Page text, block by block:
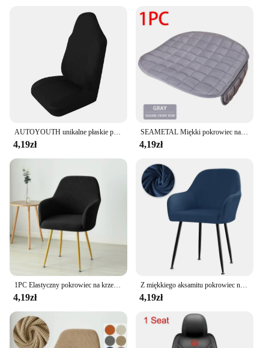
AUTOYOUTH unikalne płaskie pokrycie siedzenia samochodu (zdejmowane zagłówki i solidna ławka) wyposażenie wnętrz uniwersalny pokrowiec na siedzenia samochodu
4,19zł
SEAMETAL Miękki pokrowiec na fotel samochodowy Przyjazny dla skóry pluszowy fotel samochodowy Antypoślizgowy ochraniacz na fotel samochodowy Uniwersalny do sedana Suv
4,19zł
1PC Elastyczny pokrowiec na krzesło z polaru Elastyczny pokrowiec na wysokie krzesło w jednolitym kolorze Zmywalny antypoślizgowy pokrowiec na biurowe wesele
4,19zł
Z miękkiego aksamitu pokrowiec na krzesło do jadalni rozciągliwe Spandex wysokie pokrowce na krzesła elastyczne pokrowce na krzesło do salonu weselnego w hotelu biurowym
4,19zł